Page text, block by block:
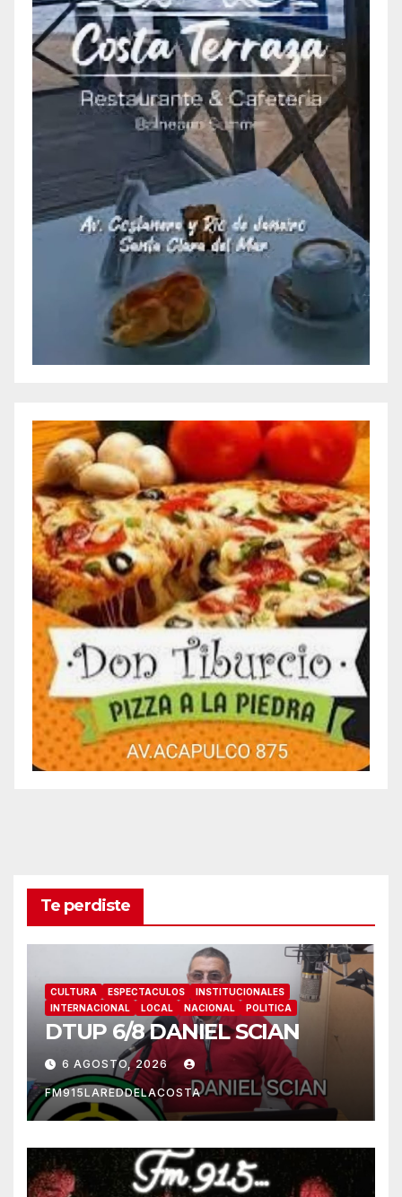
Te perdiste
CULTURA ESPECTACULOS
INSTITUCIONALES
INTERNACIONAL
LOCAL NACIONAL POLITICA
DTUP 6/8 DANIEL SCIAN
6 AGOSTO, 2026
FM915LAREDDELACOSTA